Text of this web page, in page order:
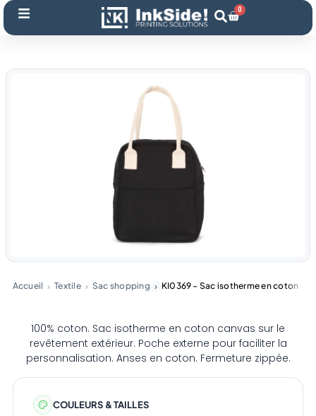
Aller
au
contenu
0
Panier
Accueil Textile Sac shopping KI0369 – Sac isotherme en coton
100% coton. Sac isotherme en coton canvas sur le
revêtement extérieur. Poche externe pour faciliter la
personnalisation. Anses en coton. Fermeture zippée.
COULEURS & TAILLES